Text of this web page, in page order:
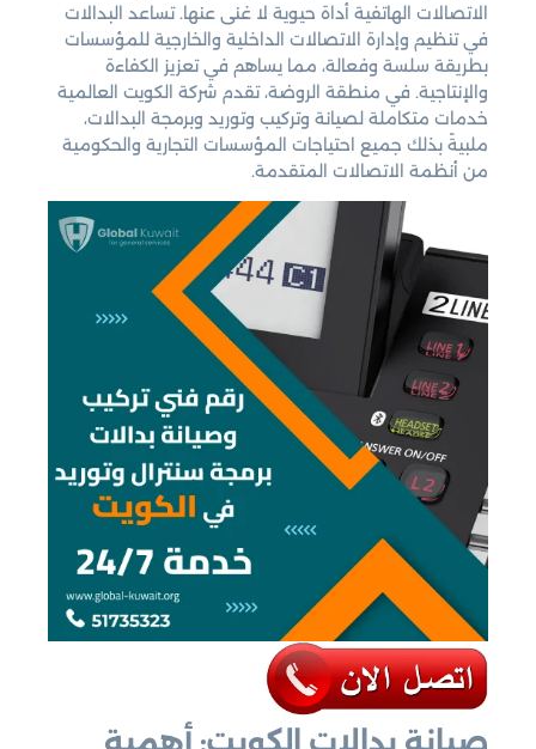
الاتصالات الهاتفية أداة حيوية لا غنى عنها. تساعد البدالات
في تنظيم وإدارة الاتصالات الداخلية والخارجية للمؤسسات
بطريقة سلسة وفعالة، مما يساهم في تعزيز الكفاءة
والإنتاجية. في منطقة الروضة، تقدم شركة الكويت العالمية
خدمات متكاملة لصيانة وتركيب وتوريد وبرمجة البدالات،
ملبيةً بذلك جميع احتياجات المؤسسات التجارية والحكومية
من أنظمة الاتصالات المتقدمة.